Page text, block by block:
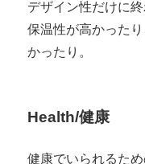
デザイン性だけに
保温性が高かった
かったり。
Health/健康
健康でいられるた